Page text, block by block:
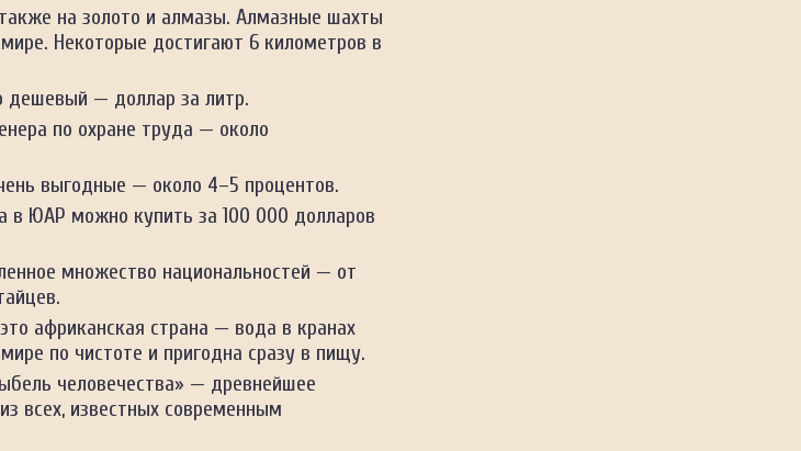
на золото и алмазы. Алмазные шахты
Некоторые достигают 6 километров в
дешевый — доллар за литр.
по охране труда — около
выгодные — около 4–5 процентов.
в ЮАР можно купить за 100 000 долларов
множество национальностей — от
африканская страна — вода в кранах
по чистоте и пригодна сразу в пищу.
человечества» — древнейшее
всех, известных современным